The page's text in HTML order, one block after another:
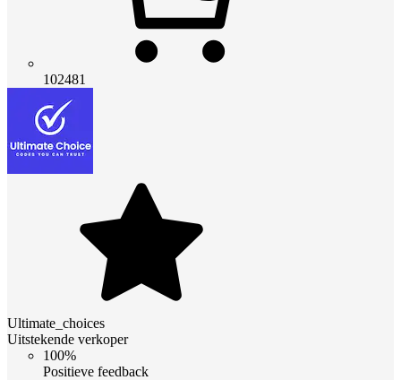
102481
Ultimate_choices
Uitstekende verkoper
100%
Positieve feedback